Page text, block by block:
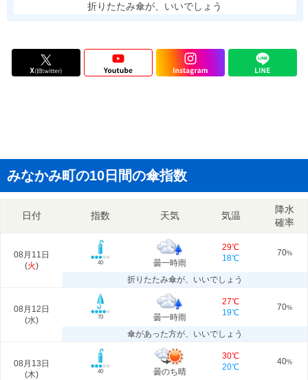
折りたたみ傘が、いいでしょう
みなかみ町の10日間の傘指数
日付 指数 天気 気温
降水
確率
08月11日
(火) 40 曇一時雨
29℃
18℃
70%
折りたたみ傘が、いいでしょう
08月12日
(水) 70 曇一時雨
27℃
19℃
70%
傘があった方が、いいでしょう
08月13日
(木) 40 曇のち晴
30℃
20℃
40%